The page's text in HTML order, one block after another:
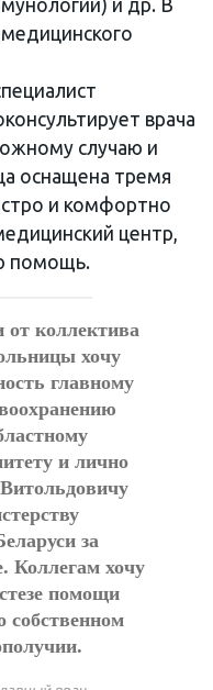
и др. В
врача
случаю и
оснащена тремя
и комфортно
центр,
помощь.
коллектива
хочу
главному
и лично
за
Коллегам хочу
помощи
собственном